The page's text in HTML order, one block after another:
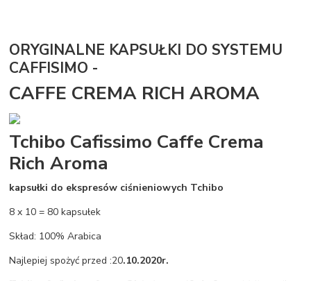
ORYGINALNE KAPSUŁKI DO SYSTEMU
CAFFISIMO -
CAFFE CREMA RICH AROMA
Tchibo Cafissimo Caffe Crema
Rich Aroma
kapsułki do ekspresów ciśnieniowych Tchibo
8 x 10 = 80 kapsułek
Skład: 100% Arabica
Najlepiej spożyć przed :20.10.2020r.